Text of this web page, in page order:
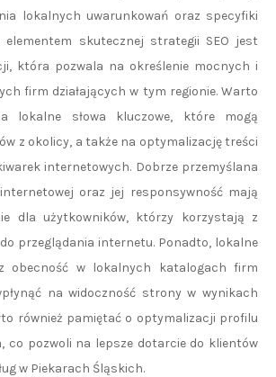
lokalnych uwarunkowań oraz specyfiki
elementem skutecznej strategii SEO jest
która pozwala na określenie mocnych i
firm działających w tym regionie. Warto
lokalne słowa kluczowe, które mogą
z okolicy, a także na optymalizację treści
internetowych. Dobrze przemyślana
oraz jej responsywność mają
dla użytkowników, którzy korzystają z
przeglądania internetu. Ponadto, lokalne
obecność w lokalnych katalogach firm
na widoczność strony w wynikach
również pamiętać o optymalizacji profilu
co pozwoli na lepsze dotarcie do klientów
w Piekarach Śląskich.